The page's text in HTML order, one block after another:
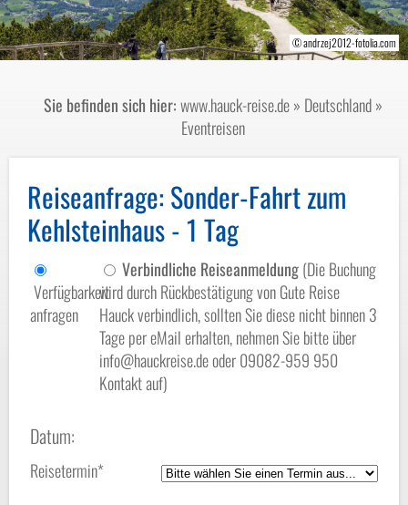
© andrzej2012-fotolia.com
© xbrchx - stock.adobe.com
Sie befinden sich hier:www.hauck-reise.de» Deutschland»
Eventreisen
Reiseanfrage: Sonder-Fahrt zum
Kehlsteinhaus - 1 Tag
Verfügbarkeit
anfragen
Verbindliche Reiseanmeldung(Die Buchung
wird durch Rückbestätigung von Gute Reise
Hauck verbindlich, sollten Sie diese nicht binnen 3
Tage per eMail erhalten, nehmen Sie bitte über
info@hauckreise.de oder 09082-959 950
Kontakt auf)
Datum:
Reisetermin*